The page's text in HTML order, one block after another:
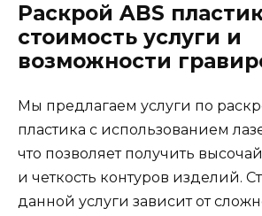
Раскрой ABS
стоимость услуги и
возможности
Мы предлагаем услуги по
пластика с использованием
что позволяет получить
и четкость контуров изделий.
данной услуги зависит от